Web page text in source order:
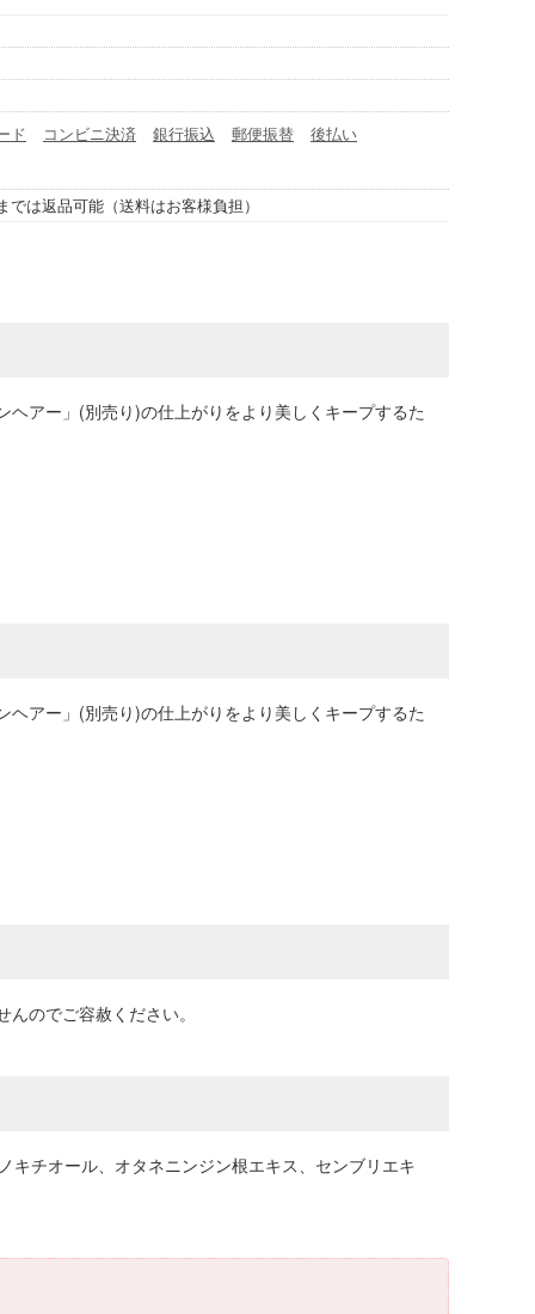
ド コンビニ決済 銀行振込 郵便振替
後払い
では返品可能（送料はお客様負担）
アー」(別売り)の仕上がりをより美しくキープするた
アー」(別売り)の仕上がりをより美しくキープするた
のでご容赦ください。
キチオール、オタネニンジン根エキス、センブリエキ